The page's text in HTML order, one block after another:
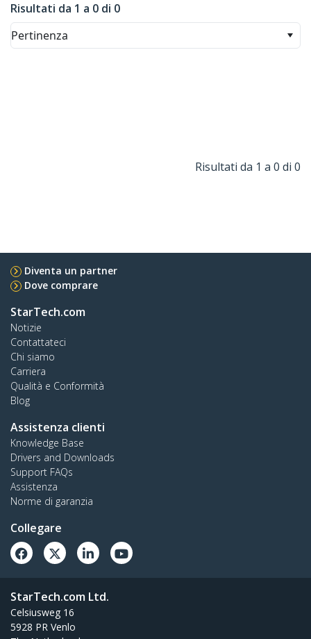
Risultati da 1 a 0 di 0
Pertinenza
Risultati da 1 a 0 di 0
Diventa un partner
Dove comprare
StarTech.com
Notizie
Contattateci
Chi siamo
Carriera
Qualità e Conformità
Blog
Assistenza clienti
Knowledge Base
Drivers and Downloads
Support FAQs
Assistenza
Norme di garanzia
Collegare
StarTech.com Ltd.
Celsiusweg 16
5928 PR Venlo